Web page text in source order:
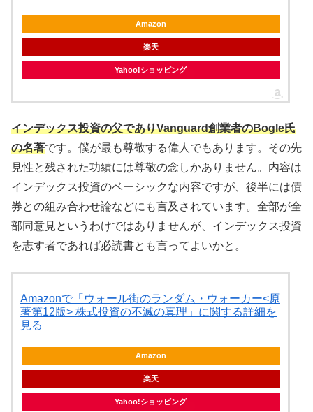
Amazon
楽天
Yahoo!ショッピング
インデックス投資の父でありVanguard創業者のBogle氏
の名著です。僕が最も尊敬する偉人でもあります。その先
見性と残された功績には尊敬の念しかありません。内容は
インデックス投資のベーシックな内容ですが、後半には債
券との組み合わせ論などにも言及されています。全部が全
部同意見というわけではありませんが、インデックス投資
を志す者であれば必読書とも言ってよいかと。
Amazonで「ウォール街のランダム・ウォーカー<原
著第12版> 株式投資の不滅の真理」に関する詳細を
見る
Amazon
楽天
Yahoo!ショッピング